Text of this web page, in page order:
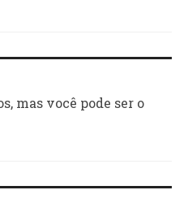
mas você pode ser o